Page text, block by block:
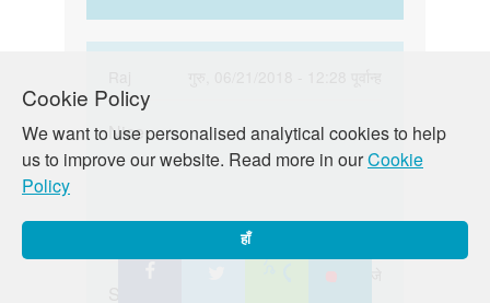
Cookie Policy
We want to use personalised analytical cookies to help
us to improve our website. Read more in ourCookie
Policy
हाँ
पर्मालिंक
reply
to
मे
हू
Nice
Nice
गुरु, 06/06/2019 - 10:21 बजे
reply